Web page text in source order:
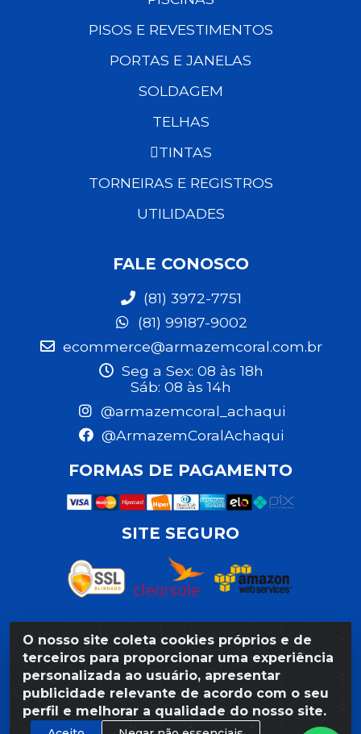
O nosso site coleta cookies próprios e de
terceiros para proporcionar uma experiência
personalizada ao usuário, apresentar
publicidade relevante de acordo com o seu
perfil e melhorar a qualidade do nosso site.
PISOS E REVESTIMENTOS
PORTAS E JANELAS
SOLDAGEM
TELHAS
TINTAS
TORNEIRAS E REGISTROS
UTILIDADES
FALE CONOSCO
(81) 3972-7751
(81) 99187-9002
ecommerce@armazemcoral.com.br
Seg a Sex: 08 às 18h
Sáb: 08 às 14h
@armazemcoral_achaqui
@ArmazemCoralAchaqui
FORMAS DE PAGAMENTO
SITE SEGURO
Razão Social: Armazém Coral LTDA - Rua da Praia,
103 - São José - Recife/PE - CEP 50020-550 -
CNPJ 11.623.188/0027-80